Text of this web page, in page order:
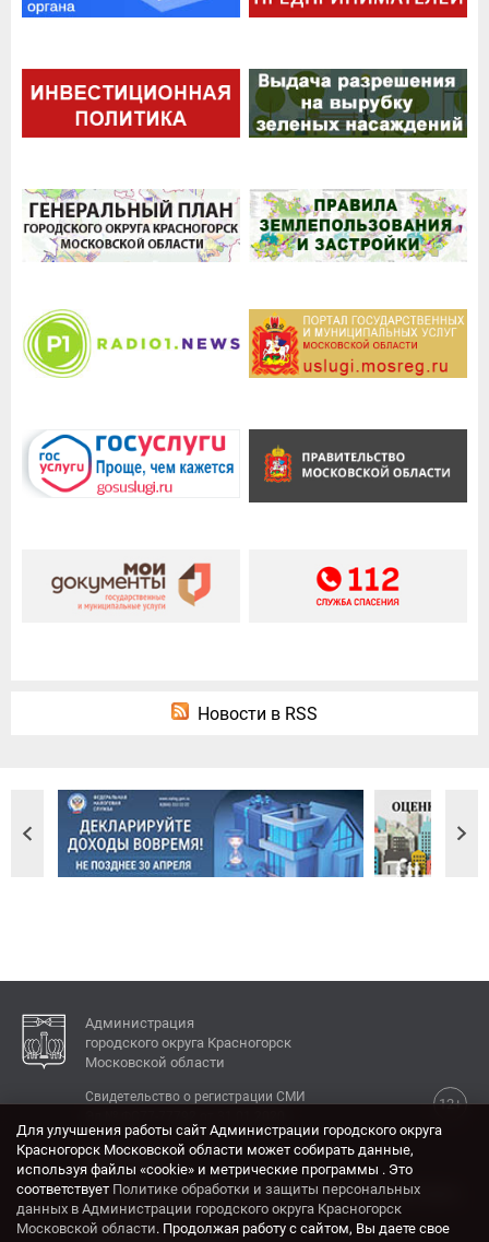
Новости в RSS
Администрация
городского округа Красногорск
Московской области
12+
Свидетельство о регистрации СМИ
КОНТАКТЫ
Адрес: 143404, Московская область, г. Красногорск,
ул. Ленина, дом 4.
Для улучшения работы сайт Администрации городского округа
Красногорск Московской области может собирать данные,
используя файлы «cookie» и метрические программы . Это
соответствует Политике обработки и защиты персональных
данных в Администрации городского округа Красногорск
Московской области. Продолжая работу с сайтом, Вы даете свое